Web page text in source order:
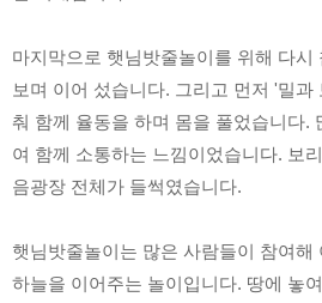
마지막으로 햇님밧줄놀이를 위해 다시
보며 이어 섰습니다. 그리고 먼저 '밀
춰 함께 율동을 하며 몸을 풀었습니다.
여 함께 소통하는 느낌이었습니다. 보
음광장 전체가 들썩였습니다.
햇님밧줄놀이는 많은 사람들이 참여해
하늘을 이어주는 놀이입니다. 땅에 놓